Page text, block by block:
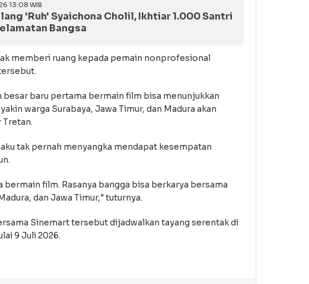
13:08 WIB
'Ruh' Syaichona Cholil, Ikhtiar 1.000 Santri
Bangsa
memberi ruang kepada pemain nonprofesional
besar baru pertama bermain film bisa menunjukkan
warga Surabaya, Jawa Timur, dan Madura akan
Tretan.
tak pernah menyangka mendapat kesempatan
film. Rasanya bangga bisa berkarya bersama
dan Jawa Timur," tuturnya.
Sinemart tersebut dijadwalkan tayang serentak di
9 Juli 2026.